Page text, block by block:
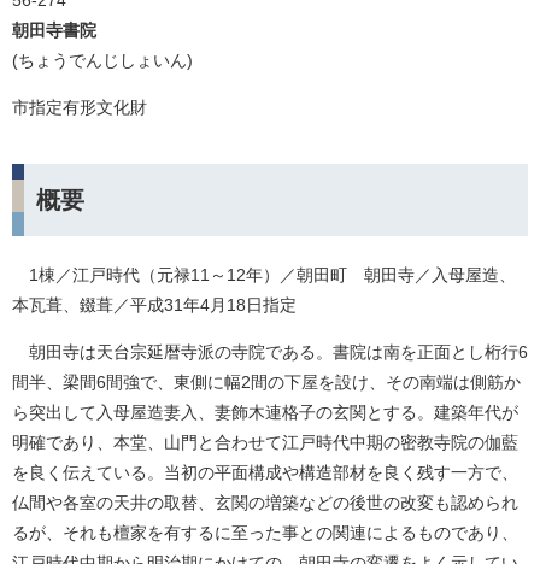
朝田寺書院
(ちょうでんじしょいん)
市指定有形文化財
概要
1棟／江戸時代（元禄11～12年）／朝田町 朝田寺／入母屋造、
本瓦葺、錣葺／平成31年4月18日指定
朝田寺は天台宗延暦寺派の寺院である。書院は南を正面とし桁行6
間半、梁間6間強で、東側に幅2間の下屋を設け、その南端は側筋か
ら突出して入母屋造妻入、妻飾木連格子の玄関とする。建築年代が
明確であり、本堂、山門と合わせて江戸時代中期の密教寺院の伽藍
を良く伝えている。当初の平面構成や構造部材を良く残す一方で、
仏間や各室の天井の取替、玄関の増築などの後世の改変も認められ
るが、それも檀家を有するに至った事との関連によるものであり、